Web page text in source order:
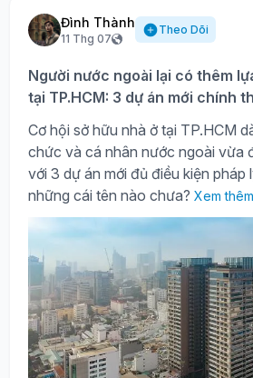
Đình Thành
11 Thg 07
Theo Dõi
Người nước ngoài lại có thêm
tại TP.HCM: 3 dự án mới chính
Cơ hội sở hữu nhà ở tại TP.HCM
chức và cá nhân nước ngoài vừa
với 3 dự án mới đủ điều kiện pháp
những cái tên nào chưa? Xem thêm